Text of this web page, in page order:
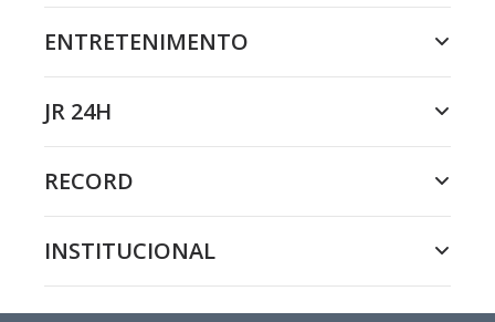
ENTRETENIMENTO
JR 24H
RECORD
INSTITUCIONAL